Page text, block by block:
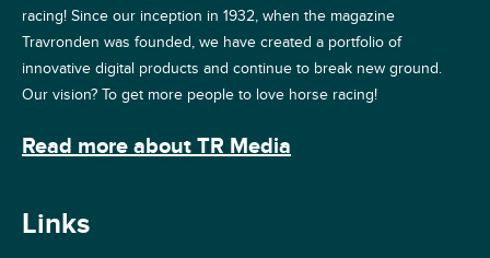
racing! Since our inception in 1932, when the magazine
Travronden was founded, we have created a portfolio of
innovative digital products and continue to break new ground.
Our vision? To get more people to love horse racing!
Read more about TR Media
Links